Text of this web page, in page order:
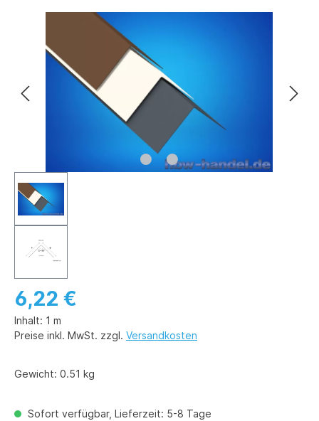
Bildergalerie überspringen
6,22 €
Inhalt: 1 m
Preise inkl. MwSt. zzgl. Versandkosten
Gewicht: 0.51 kg
Sofort verfügbar, Lieferzeit: 5-8 Tage